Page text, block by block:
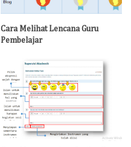
Cara Melihat Lencana Guru
Pembelajar